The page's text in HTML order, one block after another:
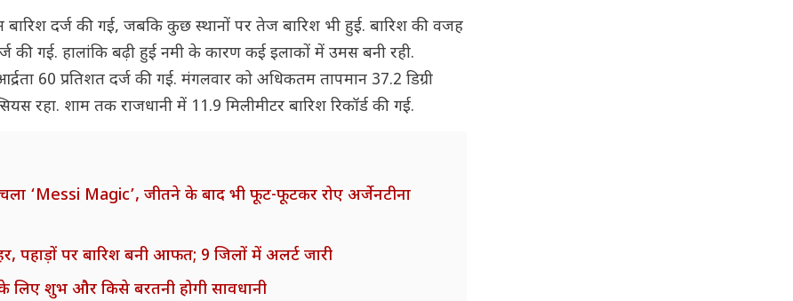
दर्ज की गई, जबकि कुछ स्थानों पर तेज बारिश भी हुई. बारिश की वजह
की गई. हालांकि बढ़ी हुई नमी के कारण कई इलाकों में उमस बनी रही.
60 प्रतिशत दर्ज की गई. मंगलवार को अधिकतम तापमान 37.2 डिग्री
रहा. शाम तक राजधानी में 11.9 मिलीमीटर बारिश रिकॉर्ड की गई.
‘Messi Magic’, जीतने के बाद भी फूट-फूटकर रोए अर्जेनटीना
पर बारिश बनी आफत; 9 जिलों में अलर्ट जारी
के लिए शुभ और किसे बरतनी होगी सावधानी